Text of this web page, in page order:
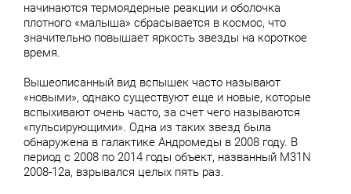
начинаются термоядерные реакции и оболочка
плотного «малыша» сбрасывается в космос, что
значительно повышает яркость звезды на короткое
время.
Вышеописанный вид вспышек часто называют
«новыми», однако существуют еще и новые, которые
вспыхивают очень часто, за счет чего называются
«пульсирующими». Одна из таких звезд была
обнаружена в галактике Андромеды в 2008 году. В
период с 2008 по 2014 годы объект, названный M31N
2008-12a, взрывался целых пять раз.